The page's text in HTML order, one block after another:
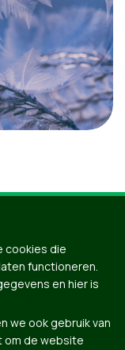
cookies die
functioneren.
en hier is
we ook gebruik van
om de website